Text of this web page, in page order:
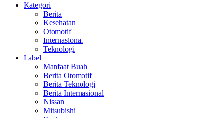
Kategori
Berita
Kesehatan
Otomotif
Internasional
Teknologi
Label
Manfaat Buah
Berita Otomotif
Berita Teknologi
Berita Internasional
Nissan
Mitsubishi